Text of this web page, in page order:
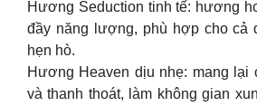
Hương Seduction tinh tế: hương
đầy năng lượng, phù hợp cho cả
hẹn hò.
Hương Heaven dịu nhẹ: mang lại
và thanh thoát, làm không gian